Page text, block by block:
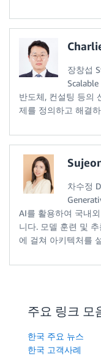
장창섭
반도체, 컨설팅 등의
제를 정의하고 해결
차수정
AI를 활용하여 국내
니다. 모델 훈련 및
에 걸쳐 아키텍처를
주요 링크 모
한국 주요 뉴스
한국 고객사례